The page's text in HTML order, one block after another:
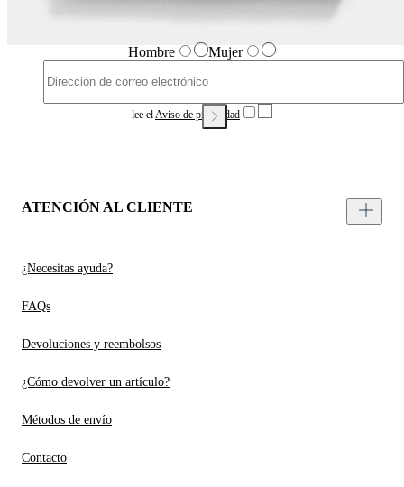
Hombre Mujer
lee elAviso de privacidad
ATENCIÓN AL CLIENTE
¿Necesitas ayuda?
FAQs
Devoluciones y reembolsos
¿Cómo devolver un artículo?
Métodos de envío
Contacto